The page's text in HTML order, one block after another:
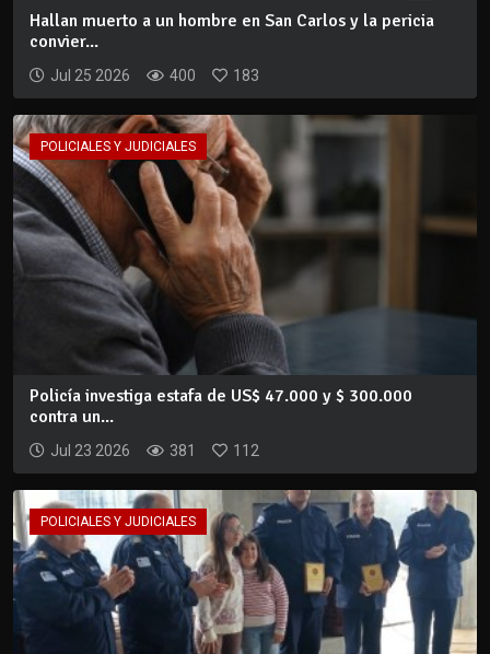
Hallan muerto a un hombre en San Carlos y la pericia
convier...
Jul 25 2026 400 183
POLICIALES Y JUDICIALES
Policía investiga estafa de US$ 47.000 y $ 300.000
contra un...
Jul 23 2026 381 112
POLICIALES Y JUDICIALES